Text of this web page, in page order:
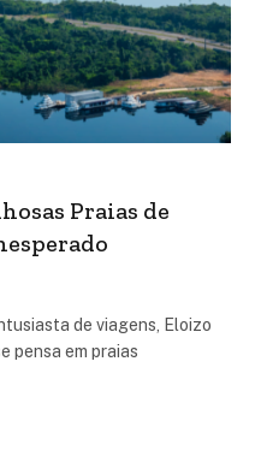
Praias de
de viagens, Eloizo
pensa em praias